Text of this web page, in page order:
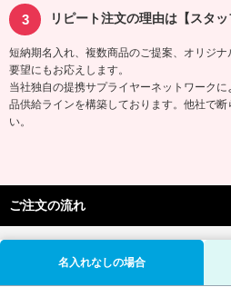
リピート注文の理由は【スタッ
短納期名入れ、複数商品のご提案、オリジ
要望にもお応えします。
当社独自の提携サプライヤーネットワーク
品供給ラインを構築しております。他社で
い。
ご注文の流れ
名入れなしの場合